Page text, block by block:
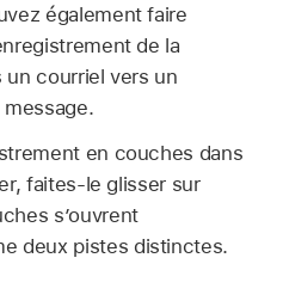
également faire
de la
courriel vers un
en couches dans
faites-le glisser sur
s’ouvrent
deux pistes distinctes.